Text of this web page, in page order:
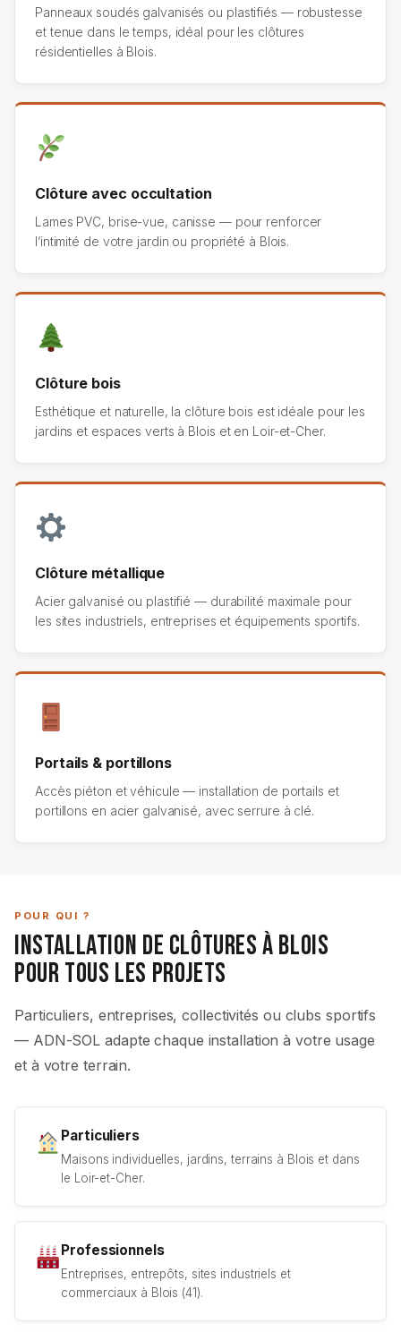
Panneaux soudés galvanisés ou plastifiés — robustesse
et tenue dans le temps, idéal pour les clôtures
résidentielles à Blois.
Clôture avec occultation
Lames PVC, brise-vue, canisse — pour renforcer
l’intimité de votre jardin ou propriété à Blois.
Clôture bois
Esthétique et naturelle, la clôture bois est idéale pour les
jardins et espaces verts à Blois et en Loir-et-Cher.
Clôture métallique
Acier galvanisé ou plastifié — durabilité maximale pour
les sites industriels, entreprises et équipements sportifs.
Portails & portillons
Accès piéton et véhicule — installation de portails et
portillons en acier galvanisé, avec serrure à clé.
POUR QUI ?
Installation de Clôtures à Blois
pour Tous les Projets
Particuliers, entreprises, collectivités ou clubs sportifs
— ADN-SOL adapte chaque installation à votre usage
et à votre terrain.
Particuliers
Maisons individuelles, jardins, terrains à Blois et dans
le Loir-et-Cher.
Professionnels
Entreprises, entrepôts, sites industriels et
commerciaux à Blois (41).